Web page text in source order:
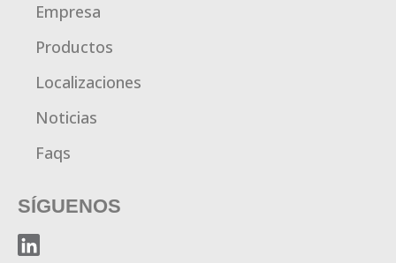
Empresa
Productos
Localizaciones
Noticias
Faqs
SÍGUENOS